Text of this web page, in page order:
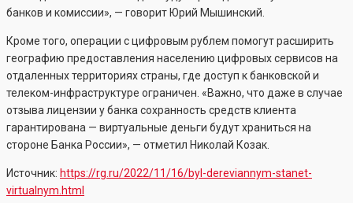
банков и комиссии», — говорит Юрий Мышинский.
Кроме того, операции с цифровым рублем помогут расширить
географию предоставления населению цифровых сервисов на
отдаленных территориях страны, где доступ к банковской и
телеком-инфраструктуре ограничен. «Важно, что даже в случае
отзыва лицензии у банка сохранность средств клиента
гарантирована — виртуальные деньги будут храниться на
стороне Банка России», — отметил Николай Козак.
Источник: https://rg.ru/2022/11/16/byl-dereviannym-stanet-
virtualnym.html